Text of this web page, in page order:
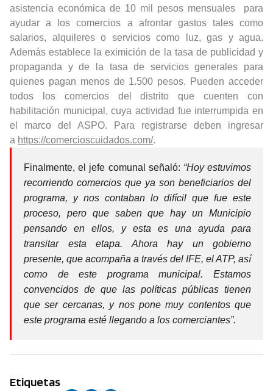
asistencia económica de 10 mil pesos mensuales para
ayudar a los comercios a afrontar gastos tales como
salarios, alquileres o servicios como luz, gas y agua.
Además establece la eximición de la tasa de publicidad y
propaganda y de la tasa de servicios generales para
quienes pagan menos de 1.500 pesos. Pueden acceder
todos los comercios del distrito que cuenten con
habilitación municipal, cuya actividad fue interrumpida en
el marco del ASPO. Para registrarse deben ingresar
a https://comercioscuidados.com/.
Finalmente, el jefe comunal señaló: “Hoy estuvimos
recorriendo comercios que ya son beneficiarios del
programa, y nos contaban lo difícil que fue este
proceso, pero que saben que hay un Municipio
pensando en ellos, y esta es una ayuda para
transitar esta etapa. Ahora hay un gobierno
presente, que acompaña a través del IFE, el ATP, así
como de este programa municipal. Estamos
convencidos de que las políticas públicas tienen
que ser cercanas, y nos pone muy contentos que
este programa esté llegando a los comerciantes”.
Etiquetas